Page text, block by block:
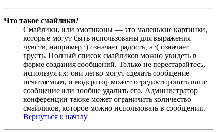
Что такое смайлики?
Смайлики, или эмотиконы — это маленькие картинки,
которые могут быть использованы для выражения
чувств, например :) означает радость, а :( означает
грусть. Полный список смайликов можно увидеть в
форме создания сообщений. Только не перестарайтесь,
используя их: они легко могут сделать сообщение
нечитаемым, и модератор может отредактировать ваше
сообщение или вообще удалить его. Администратор
конференции также может ограничить количество
смайликов, которое можно использовать в сообщении.
Вернуться к началу